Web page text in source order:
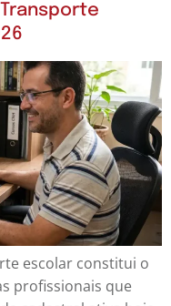
escolar constitui o
profissionais que